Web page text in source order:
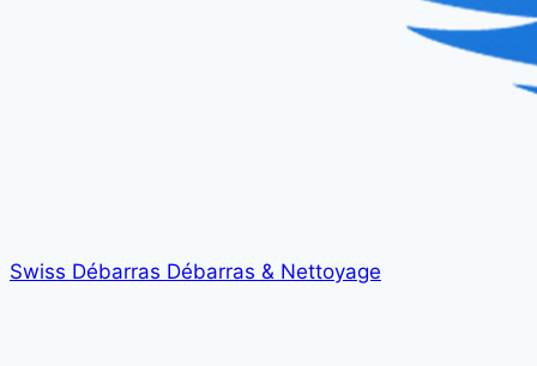
Swiss Débarras Débarras & Nettoyage